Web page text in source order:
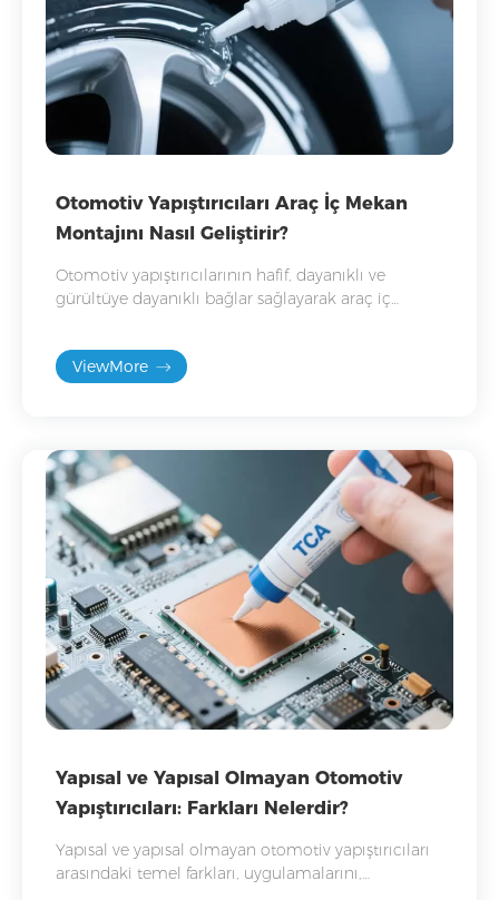
Otomotiv Yapıştırıcıları Araç İç Mekan
Montajını Nasıl Geliştirir?
Otomotiv yapıştırıcılarının hafif, dayanıklı ve
gürültüye dayanıklı bağlar sağlayarak araç iç
ViewMore
Yapısal ve Yapısal Olmayan Otomotiv
Yapıştırıcıları: Farkları Nelerdir?
Yapısal ve yapısal olmayan otomotiv yapıştırıcıları
arasındaki temel farkları, uygulamalarını,